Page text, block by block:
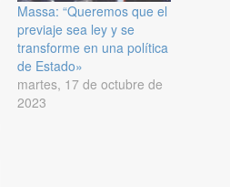
Massa: “Queremos que el
previaje sea ley y se
transforme en una política
de Estado»
martes, 17 de octubre de
2023